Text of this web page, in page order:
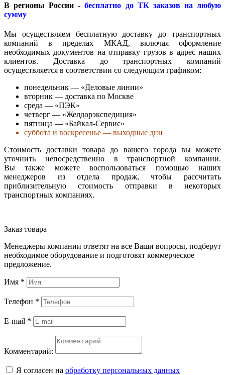
В регионы России -бесплатно до ТК заказов на любую
сумму
Мы осуществляем бесплатную доставку до транспортных
компаний в пределах МКАД, включая оформление
необходимых документов на отправку грузов в адрес наших
клиентов. Доставка до транспортных компаний
осуществляется в соответствии со следующим графиком:
понедельник — «Деловые линии»
вторник — доставка по Москве
среда — «ПЭК»
четверг — «Желдорэкспедиция»
пятница — «Байкал-Сервис»
суббота и воскресенье — выходные дни
Стоимость доставки товара до вашего города вы можете
уточнить непосредственно в транспортной компании.
Вы также можете воспользоваться помощью наших
менеджеров из отдела продаж, чтобы рассчитать
приблизительную стоимость отправки в некоторых
транспортных компаниях.
Заказ товара
Менеджеры компании ответят на все Ваши вопросы, подберут
необходимое оборудование и подготовят коммерческое
предложение.
Имя *
Телефон *
E-mail *
Комментарий:
Я согласен на обработку персональных данных